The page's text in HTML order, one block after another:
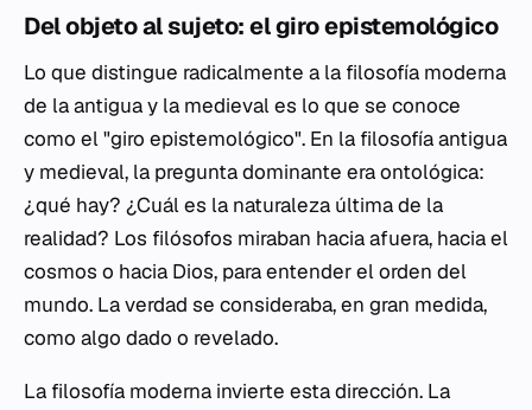
Del objeto al sujeto: el giro epistemológico
Lo que distingue radicalmente a la filosofía moderna
de la antigua y la medieval es lo que se conoce
como el "giro epistemológico". En la filosofía antigua
y medieval, la pregunta dominante era ontológica:
¿qué hay? ¿Cuál es la naturaleza última de la
realidad? Los filósofos miraban hacia afuera, hacia el
cosmos o hacia Dios, para entender el orden del
mundo. La verdad se consideraba, en gran medida,
como algo dado o revelado.
La filosofía moderna invierte esta dirección. La